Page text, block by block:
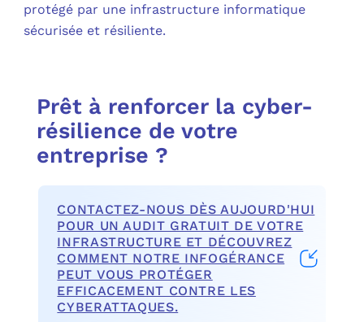
protégé par une infrastructure informatique
sécurisée et résiliente.
Prêt à renforcer la cyber-
résilience de votre
entreprise ?
CONTACTEZ-NOUS DÈS AUJOURD'HUI
POUR UN AUDIT GRATUIT DE VOTRE
INFRASTRUCTURE ET DÉCOUVREZ
COMMENT NOTRE INFOGÉRANCE
PEUT VOUS PROTÉGER
EFFICACEMENT CONTRE LES
CYBERATTAQUES.